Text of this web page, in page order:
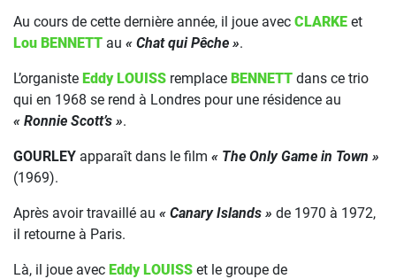
Au cours de cette dernière année, il joue avec CLARKE et
Lou BENNETT au « Chat qui Pêche ».
L’organiste Eddy LOUISS remplace BENNETT dans ce trio
qui en 1968 se rend à Londres pour une résidence au
« Ronnie Scott’s ».
GOURLEY apparaît dans le film « The Only Game in Town »
(1969).
Après avoir travaillé au « Canary Islands » de 1970 à 1972,
il retourne à Paris.
Là, il joue avec Eddy LOUISS et le groupe de